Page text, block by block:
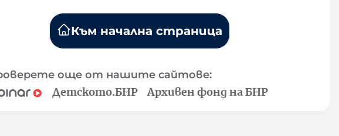
Към начална страница
още от нашите сайтове:
Детското.БНР Архивен фонд на БНР